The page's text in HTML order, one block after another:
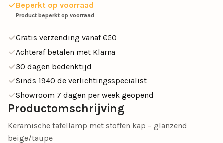
Beperkt op voorraad
Product beperkt op voorraad
Gratis verzending vanaf €50
Achteraf betalen met Klarna
30 dagen bedenktijd
Sinds 1940 de verlichtingsspecialist
Showroom 7 dagen per week geopend
Productomschrijving
Keramische tafellamp met stoffen kap – glanzend
beige/taupe